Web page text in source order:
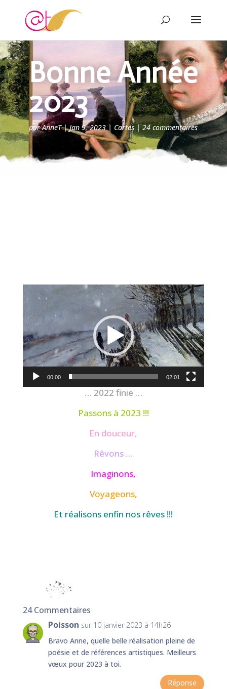
Bonne Année
2023
parAnneT|Jan 9, 2023| Cartes|24 commentaires
Lecteur
vidéo
00:00 02:01
… 2022 finie …
Passons à 2023 !!!
En douceur,
Rêvons …
Imaginons,
Voyageons,
Et réalisons enfin nos rêves !!!
24 Commentaires
Poisson sur 10 janvier 2023 à 14h26
Bravo Anne, quelle belle réalisation pleine de
poésie et de références artistiques. Meilleurs
vœux pour 2023 à toi.
Réponse